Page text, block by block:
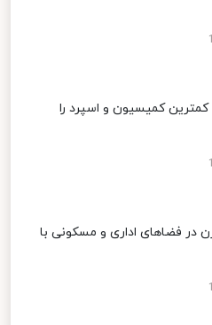
کمیسیون و اسپرد را
در فضاهای اداری و مسکونی با